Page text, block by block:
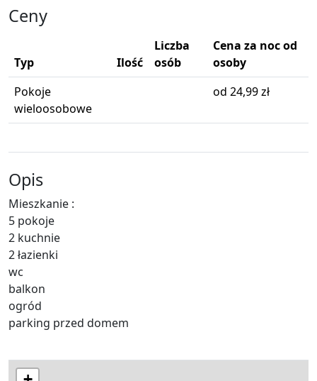
Ceny
Typ Ilość
Liczba
osób
Cena za noc od
osoby
Pokoje
wieloosobowe
od 24,99 zł
Opis
Mieszkanie :
5 pokoje
2 kuchnie
2 łazienki
wc
balkon
ogród
parking przed domem